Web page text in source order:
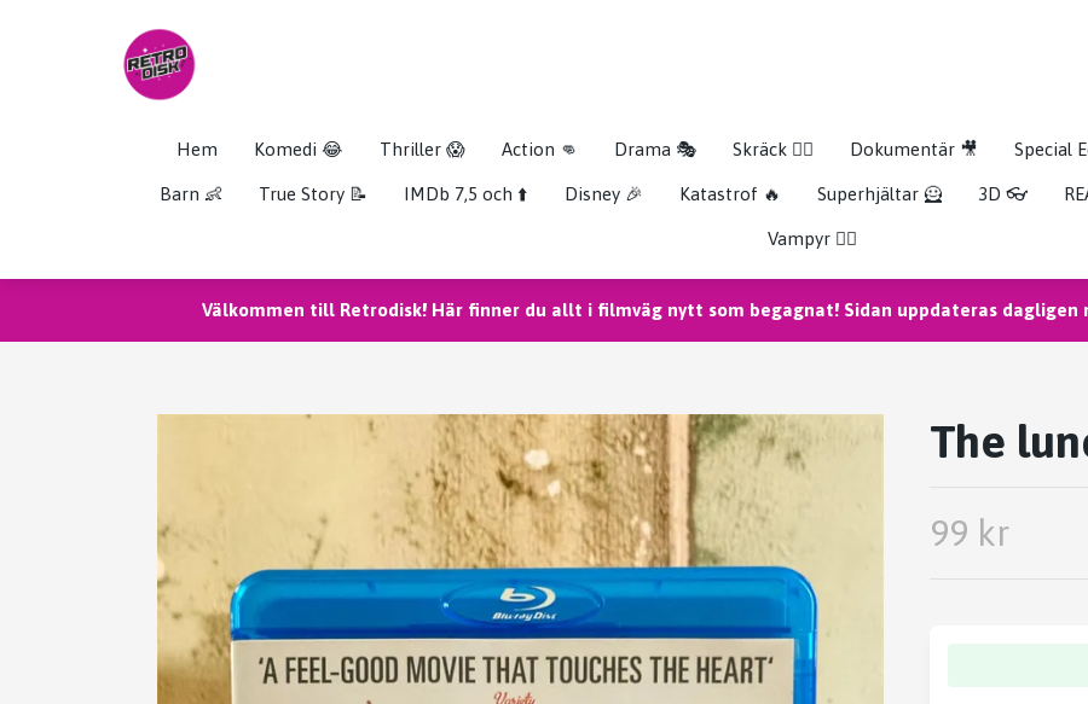
Hem Komedi 😂 Thriller 😱 Action 👊 Drama 🎭 Skräck 🧟‍♂️ Dokumentär 🎥 Special
Barn 👶 True Story 📝 IMDb 7,5 och ⬆️ Disney 🎉 Katastrof 🔥 Superhjältar 🦸 3D 👓
Vampyr 🧛‍♀️
Välkommen till Retrodisk! Här finner du allt i filmväg nytt som begagnat! Sidan uppdateras
The
99 kr